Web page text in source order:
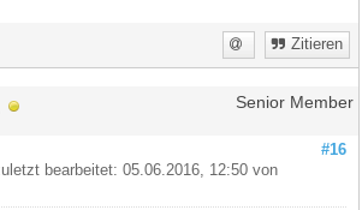
Zitieren
Senior Member
#16
bearbeitet: 05.06.2016, 12:50 von